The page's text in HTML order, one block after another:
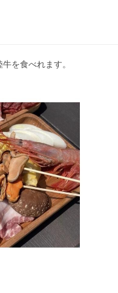
を食べれます。